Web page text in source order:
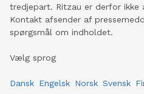
tredjepart. Ritzau er derfor ikke
Kontakt afsender af
spørgsmål om indholdet.
Vælg sprog
Dansk Engelsk Norsk Svensk